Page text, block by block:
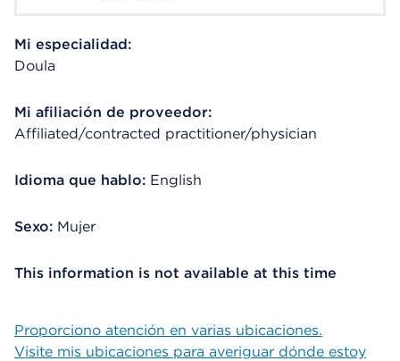
Mi especialidad:
Doula
Mi afiliación de proveedor:
Affiliated/contracted practitioner/physician
Idioma que hablo: English
Sexo: Mujer
This information is not available at this time
Proporciono atención en varias ubicaciones.
Visite mis ubicaciones para averiguar dónde estoy